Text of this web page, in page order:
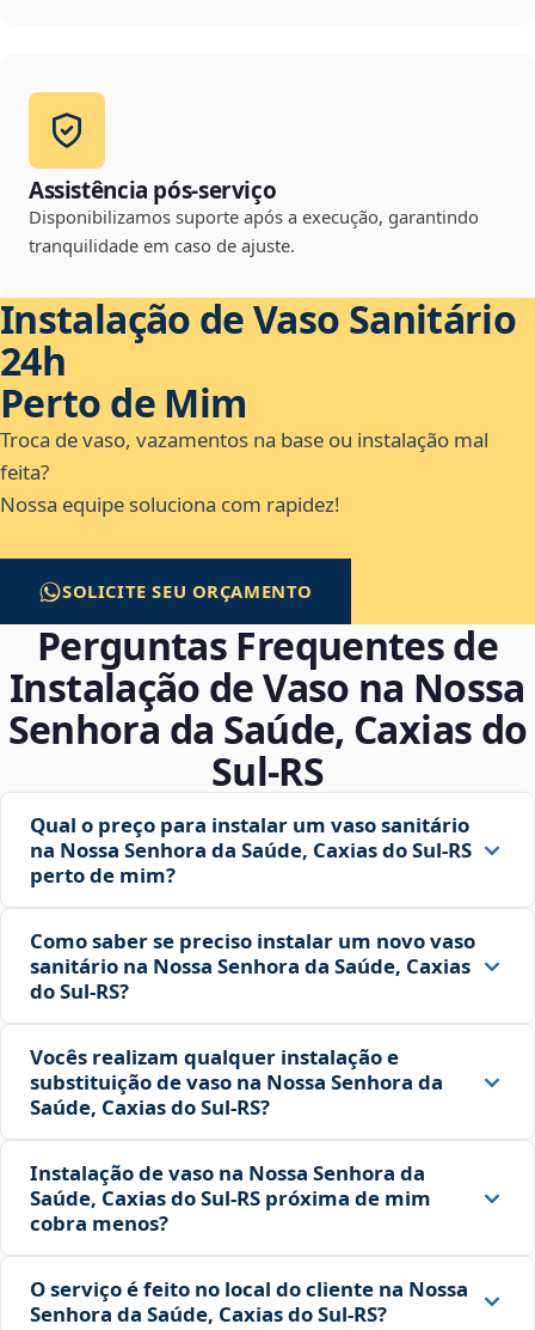
Assistência pós-serviço
Disponibilizamos suporte após a execução, garantindo
tranquilidade em caso de ajuste.
Instalação de Vaso Sanitário
24h
Perto de Mim
Troca de vaso, vazamentos na base ou instalação mal
feita?
Nossa equipe soluciona com rapidez!
SOLICITE SEU ORÇAMENTO
Perguntas Frequentes de
Instalação de Vaso na Nossa
Senhora da Saúde, Caxias do
Sul‑RS
Qual o preço para instalar um vaso sanitário
na Nossa Senhora da Saúde, Caxias do Sul‑RS
perto de mim?
Como saber se preciso instalar um novo vaso
sanitário na Nossa Senhora da Saúde, Caxias
do Sul‑RS?
Vocês realizam qualquer instalação e
substituição de vaso na Nossa Senhora da
Saúde, Caxias do Sul‑RS?
Instalação de vaso na Nossa Senhora da
Saúde, Caxias do Sul‑RS próxima de mim
cobra menos?
O serviço é feito no local do cliente na Nossa
Senhora da Saúde, Caxias do Sul‑RS?